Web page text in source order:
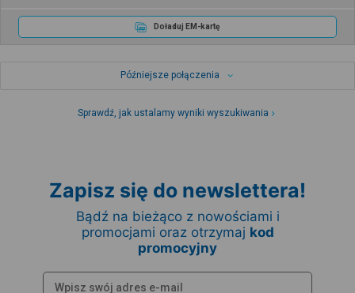
Doładuj EM-kartę
Późniejsze połączenia
Sprawdź, jak ustalamy wyniki wyszukiwania
Zapisz się do newslettera!
Bądź na bieżąco z nowościami i
promocjami oraz otrzymaj kod
promocyjny